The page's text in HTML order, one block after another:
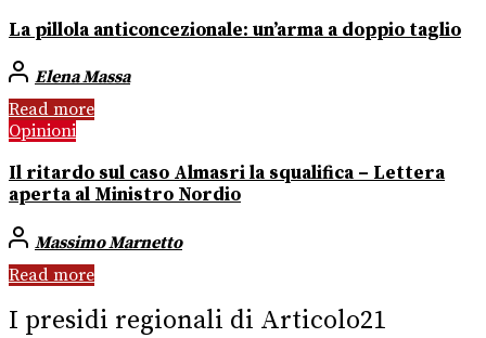
La pillola anticoncezionale: un’arma a doppio taglio
Elena Massa
Read more
Opinioni
Il ritardo sul caso Almasri la squalifica – Lettera
aperta al Ministro Nordio
Massimo Marnetto
Read more
I presidi regionali di Articolo21